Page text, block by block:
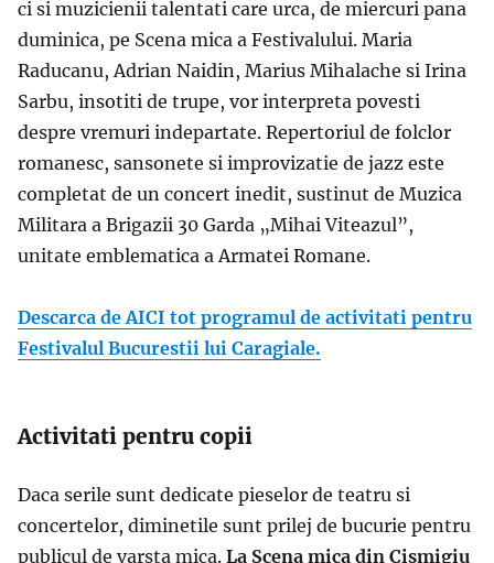
ci si muzicienii talentati care urca, de miercuri pana
duminica, pe Scena mica a Festivalului. Maria
Raducanu, Adrian Naidin, Marius Mihalache si Irina
Sarbu, insotiti de trupe, vor interpreta povesti
despre vremuri indepartate. Repertoriul de folclor
romanesc, sansonete si improvizatie de jazz este
completat de un concert inedit, sustinut de Muzica
Militara a Brigazii 30 Garda „Mihai Viteazul”,
unitate emblematica a Armatei Romane.
Descarca de AICI tot programul de activitati pentru
Festivalul Bucurestii lui Caragiale.
Activitati pentru copii
Daca serile sunt dedicate pieselor de teatru si
concertelor, diminetile sunt prilej de bucurie pentru
publicul de varsta mica. La Scena mica din Cismigiu